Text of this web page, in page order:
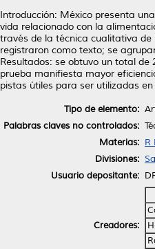
Introducción: México presenta
vida relacionado con la
través de la técnica cualitativa
registraron como texto; se
Resultados: se obtuvo un total de
prueba manifiesta mayor
pistas útiles para ser utilizadas
Tipo de elemento:
Palabras claves no controlados:
Materias: R
Divisiones:
Usuario depositante:
Creadores: